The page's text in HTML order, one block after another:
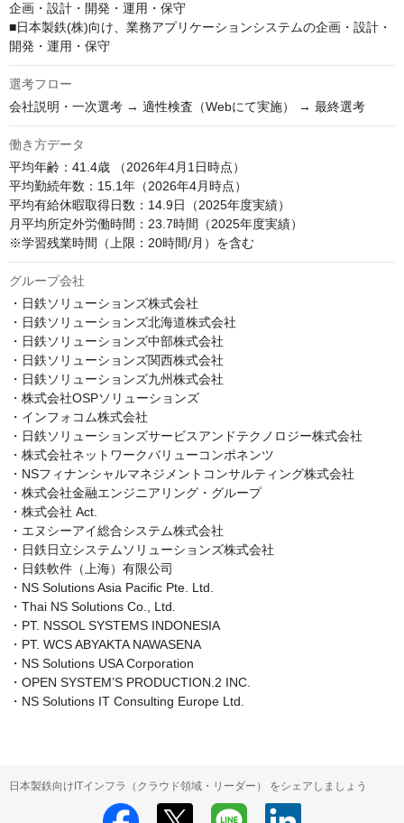
企画・設計・開発・運用・保守
■日本製鉄(株)向け、業務アプリケーションシステムの企画・設計・
開発・運用・保守
選考フロー
会社説明・一次選考 → 適性検査（Webにて実施） → 最終選考
働き方データ
平均年齢：41.4歳 （2026年4月1日時点）
平均勤続年数：15.1年（2026年4月時点）
平均有給休暇取得日数：14.9日（2025年度実績）
月平均所定外労働時間：23.7時間（2025年度実績）
※学習残業時間（上限：20時間/月）を含む
グループ会社
・日鉄ソリューションズ株式会社
・日鉄ソリューションズ北海道株式会社
・日鉄ソリューションズ中部株式会社
・日鉄ソリューションズ関西株式会社
・日鉄ソリューションズ九州株式会社
・株式会社OSPソリューションズ
・インフォコム株式会社
・日鉄ソリューションズサービスアンドテクノロジー株式会社
・株式会社ネットワークバリューコンポネンツ
・NSフィナンシャルマネジメントコンサルティング株式会社
・株式会社金融エンジニアリング・グループ
・株式会社 Act.
・エヌシーアイ総合システム株式会社
・日鉄日立システムソリューションズ株式会社
・日鉄軟件（上海）有限公司
・NS Solutions Asia Pacific Pte. Ltd.
・Thai NS Solutions Co., Ltd.
・PT. NSSOL SYSTEMS INDONESIA
・PT. WCS ABYAKTA NAWASENA
・NS Solutions USA Corporation
・OPEN SYSTEM’S PRODUCTION.2 INC.
・NS Solutions IT Consulting Europe Ltd.
日本製鉄向けITインフラ（クラウド領域・リーダー） をシェアしましょう